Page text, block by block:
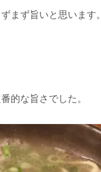
まず旨いと思います。
的な旨さでした。